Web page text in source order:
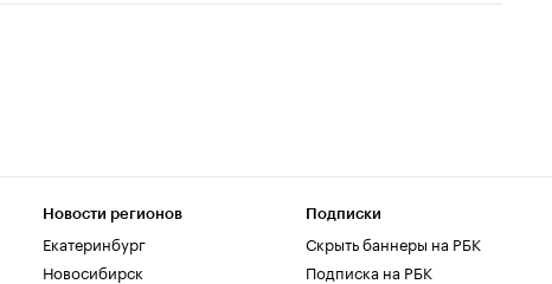
Новости регионов
Екатеринбург
Новосибирск
Подписки
Скрыть баннеры на РБК
Подписка на РБК